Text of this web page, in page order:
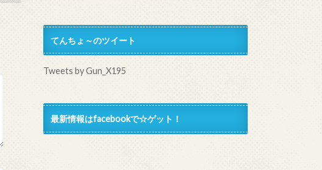
てんちょ～のツイート
Tweets by Gun_X195
最新情報はfacebookで☆ゲット！